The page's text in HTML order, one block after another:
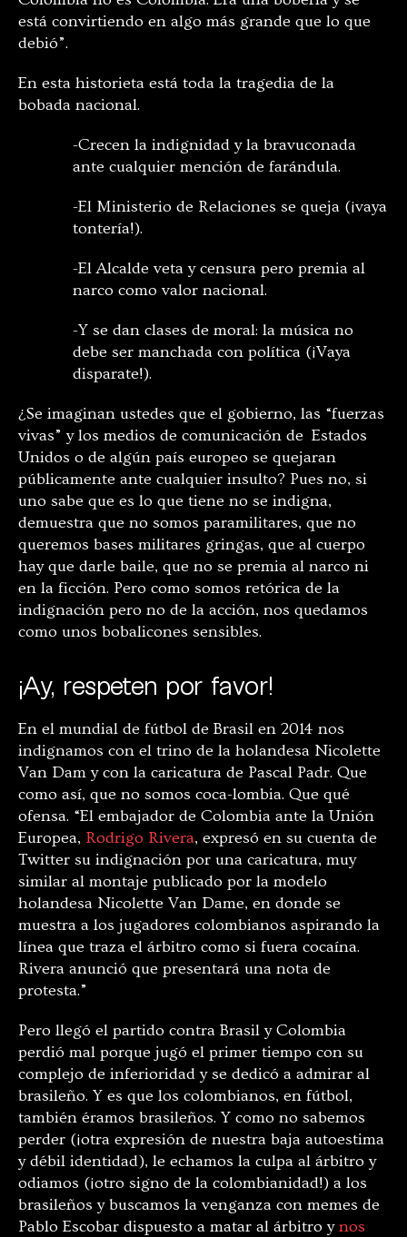
está convirtiendo en algo más grande que lo que
debió”.
En esta historieta está toda la tragedia de la
bobada nacional.
-Crecen la indignidad y la bravuconada
ante cualquier mención de farándula.
-El Ministerio de Relaciones se queja (¡vaya
tontería!).
-El Alcalde veta y censura pero premia al
narco como valor nacional.
-Y se dan clases de moral: la música no
debe ser manchada con política (¡Vaya
disparate!).
¿Se imaginan ustedes que el gobierno, las “fuerzas
vivas” y los medios de comunicación de Estados
Unidos o de algún país europeo se quejaran
públicamente ante cualquier insulto? Pues no, si
uno sabe que es lo que tiene no se indigna,
demuestra que no somos paramilitares, que no
queremos bases militares gringas, que al cuerpo
hay que darle baile, que no se premia al narco ni
en la ficción. Pero como somos retórica de la
indignación pero no de la acción, nos quedamos
como unos bobalicones sensibles.
¡Ay, respeten por favor!
En el mundial de fútbol de Brasil en 2014 nos
indignamos con el trino de la holandesa Nicolette
Van Dam y con la caricatura de Pascal Padr. Que
como así, que no somos coca-lombia. Que qué
ofensa. “El embajador de Colombia ante la Unión
Europea, Rodrigo Rivera, expresó en su cuenta de
Twitter su indignación por una caricatura, muy
similar al montaje publicado por la modelo
holandesa Nicolette Van Dame, en donde se
muestra a los jugadores colombianos aspirando la
línea que traza el árbitro como si fuera cocaína.
Rivera anunció que presentará una nota de
protesta.”
Pero llegó el partido contra Brasil y Colombia
perdió mal porque jugó el primer tiempo con su
complejo de inferioridad y se dedicó a admirar al
brasileño. Y es que los colombianos, en fútbol,
también éramos brasileños. Y como no sabemos
perder (¡otra expresión de nuestra baja autoestima
y débil identidad), le echamos la culpa al árbitro y
odiamos (¡otro signo de la colombianidad!) a los
brasileños y buscamos la venganza con memes de
Pablo Escobar dispuesto a matar al árbitro ynos